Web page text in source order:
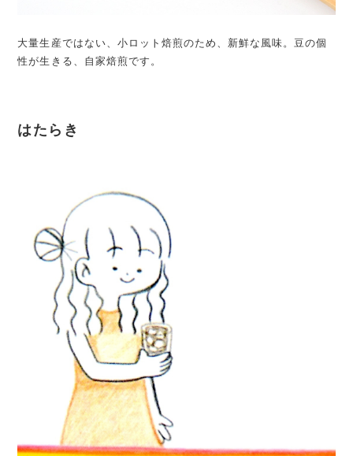
大量生産ではない、小ロット焙煎のため、新鮮な風味。豆の個
性が生きる、自家焙煎です。
はたらき